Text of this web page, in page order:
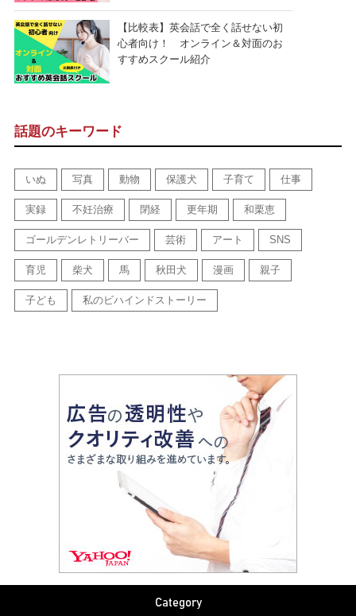
【比較表】英会話で全く話せない初
心者向け！ オンライン＆対面のお
すすめスクール紹介
話題のキーワード
いぬ 写真 動物 保護犬 子育て 仕事
実録 不妊治療 閉経 更年期 和栗恵
ゴールデンレトリーバー 芸術 アート SNS
育児 柴犬 馬 秋田犬 漫画 親子
子ども 私のビハインドストーリー
Category